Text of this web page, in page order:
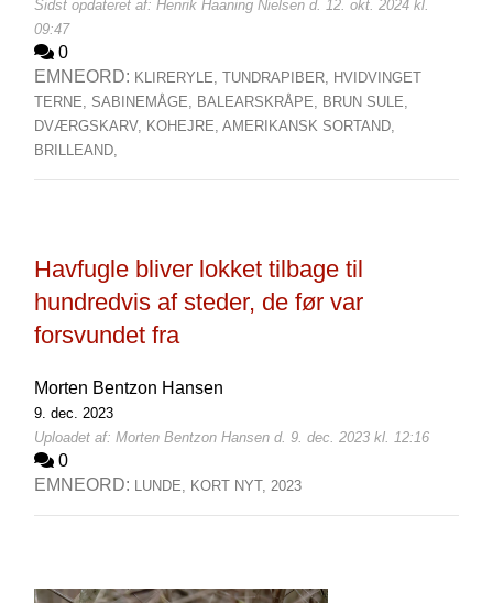
Sidst opdateret af: Henrik Haaning Nielsen d. 12. okt. 2024 kl.
09:47
0
EMNEORD: KLIRERYLE, TUNDRAPIBER, HVIDVINGET
TERNE, SABINEMÅGE, BALEARSKRÅPE, BRUN SULE,
DVÆRGSKARV, KOHEJRE, AMERIKANSK SORTAND,
BRILLEAND,
Havfugle bliver lokket tilbage til
hundredvis af steder, de før var
forsvundet fra
Morten Bentzon Hansen
9. dec. 2023
Uploadet af: Morten Bentzon Hansen d. 9. dec. 2023 kl. 12:16
0
EMNEORD: LUNDE, KORT NYT, 2023